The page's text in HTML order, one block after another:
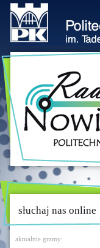
słuchaj nas online
aktualnie gramy: